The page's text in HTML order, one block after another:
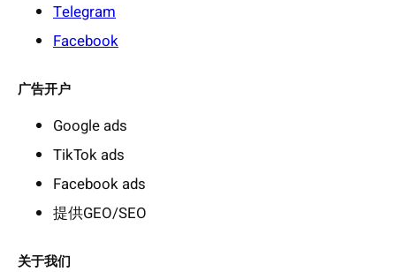
Telegram
Facebook
广告开户
Google ads
TikTok ads
Facebook ads
提供GEO/SEO
关于我们